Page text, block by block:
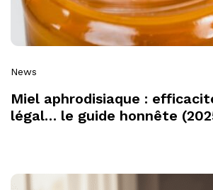
News
Miel aphrodisiaque :
légal… le guide honnête